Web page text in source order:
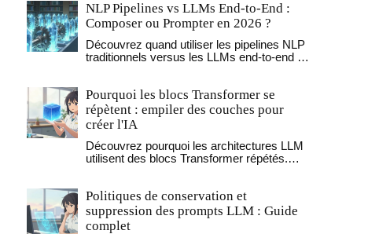
NLP Pipelines vs LLMs End-to-End :
Composer ou Prompter en 2026 ?
Découvrez quand utiliser les pipelines NLP
traditionnels versus les LLMs end-to-end en
des applications robustes.
Pourquoi les blocs Transformer se
répètent : empiler des couches pour
créer l'IA
Découvrez pourquoi les architectures LLM
utilisent des blocs Transformer répétés.
améliore la stabilité et permet le
raisonnement profond.
Politiques de conservation et
suppression des prompts LLM : Guide
complet